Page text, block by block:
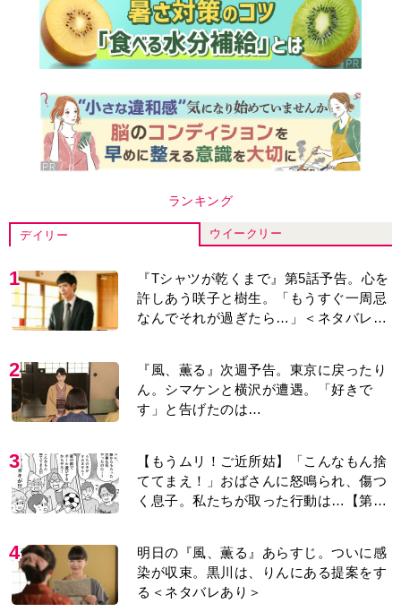
ランキング
デイリー ウイークリー
1
『Tシャツが乾くまで』第5話予告。心を
許しあう咲子と樹生。「もうすぐ一周忌
なんでそれが過ぎたら…」＜ネタバレあ
2
『風、薫る』次週予告。東京に戻ったり
ん。シマケンと横沢が遭遇。「好きで
す」と告げたのは…
3
【もうムリ！ご近所姑】「こんなもん捨
ててまえ！」おばさんに怒鳴られ、傷つ
く息子。私たちが取った行動は…【第3
4
明日の『風、薫る』あらすじ。ついに感
染が収束。黒川は、りんにある提案をす
る＜ネタバレあり＞